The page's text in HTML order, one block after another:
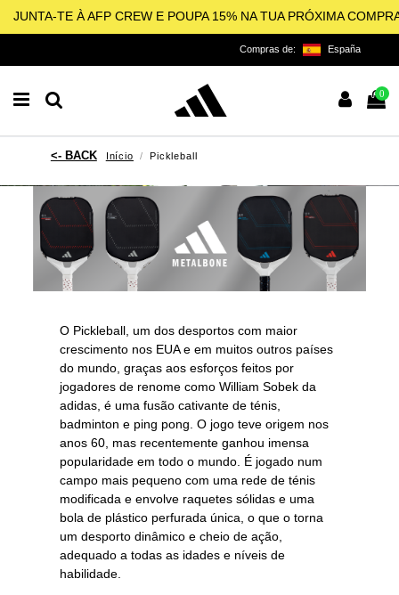
JUNTA-TE À AFP CREW E POUPA 15% NA TUA PRÓXIMA
Compras de: España
0
Início Pickleball
O Pickleball, um dos desportos com maior
crescimento nos EUA e em muitos outros países
do mundo, graças aos esforços feitos por
jogadores de renome comoWilliam Sobek da
adidas, é uma fusão cativante de ténis,
badminton e ping pong. O jogo teve origem nos
anos 60, mas recentemente ganhou imensa
popularidade em todo o mundo. É jogado num
campo mais pequeno com uma rede de ténis
modificada e envolve raquetes sólidas e uma
bola de plástico perfurada única, o que o torna
um desporto dinâmico e cheio de ação,
adequado a todas as idades e níveis de
habilidade.